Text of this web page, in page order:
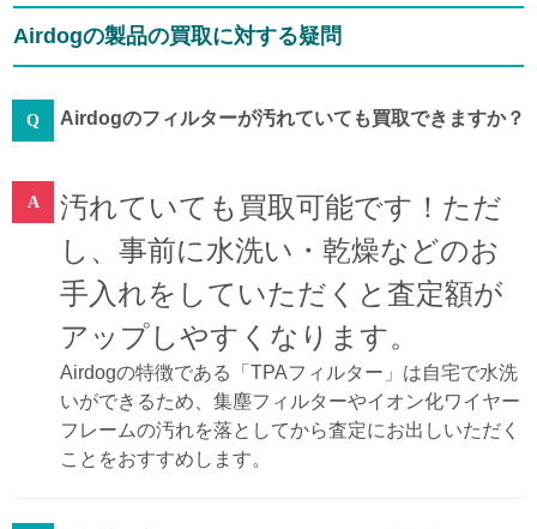
Airdogの製品の買取に対する疑問
Airdogのフィルターが汚れていても買取できますか？
汚れていても買取可能です！ただ
し、事前に水洗い・乾燥などのお
手入れをしていただくと査定額が
アップしやすくなります。
Airdogの特徴である「TPAフィルター」は自宅で水洗
いができるため、集塵フィルターやイオン化ワイヤー
フレームの汚れを落としてから査定にお出しいただく
ことをおすすめします。